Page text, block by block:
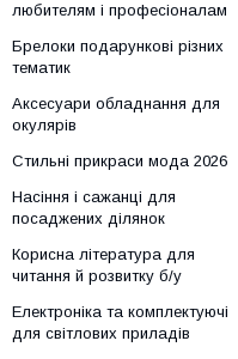
любителям і професіоналам
Брелоки подарункові різних
тематик
Аксесуари обладнання для
окулярів
Стильні прикраси мода 2026
Насіння і сажанці для
посаджених ділянок
Корисна література для
читання й розвитку б/у
Електроніка та комплектуючі
для світлових приладів